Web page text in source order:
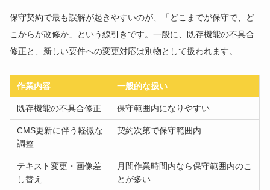
保守契約で最も誤解が起きやすいのが、「どこまでが保守で、ど
こからが改修か」という線引きです。一般に、既存機能の不具合
修正と、新しい要件への変更対応は別物として扱われます。
作業内容 一般的な扱い
既存機能の不具合修正 保守範囲内になりやすい
CMS更新に伴う軽微な
調整
契約次第で保守範囲内
テキスト変更・画像差
し替え
月間作業時間内なら保守範囲内のこ
とが多い